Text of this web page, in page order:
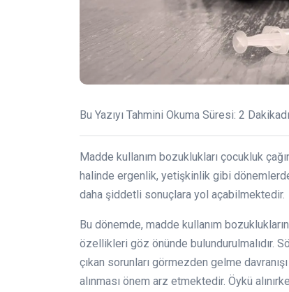
Bu Yazıyı Tahmini Okuma Süresi: 2
Madde kullanım bozuklukları çocukluk
halinde ergenlik, yetişkinlik gibi
daha şiddetli sonuçlara yol açabilmektedir.
Bu dönemde, madde kullanım
özellikleri göz önünde bulundurulmalıdır.
çıkan sorunları görmezden gelme
alınması önem arz etmektedir. Öykü